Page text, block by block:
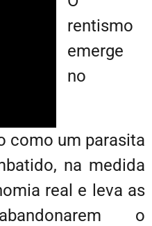
rentismo
emerge
no
como um parasita
na medida
real e leva as
o